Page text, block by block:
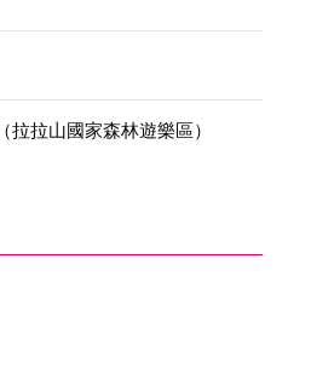
拉拉山國家森林遊樂區）